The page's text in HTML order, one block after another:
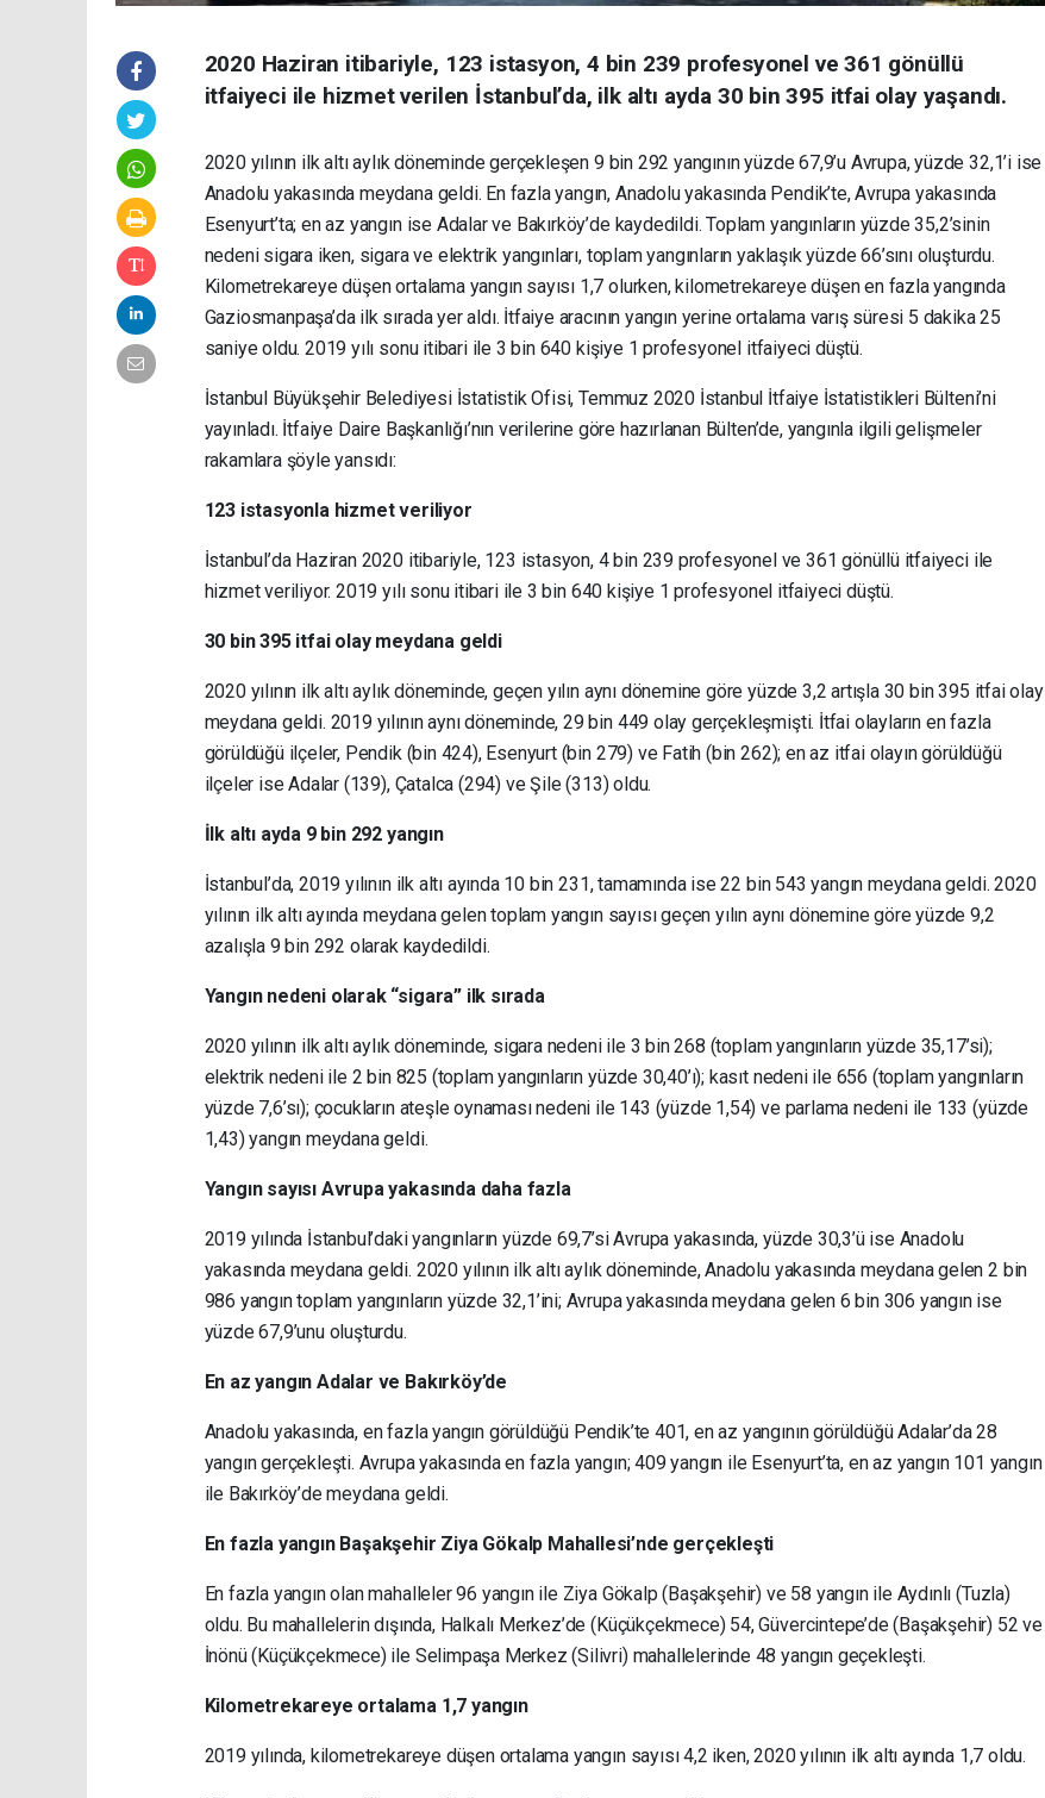
2020 Haziran itibariyle, 123 istasyon, 4 bin 239 profesyonel ve 361 gönüllü
itfaiyeci ile hizmet verilen İstanbul’da, ilk altı ayda 30 bin 395 itfai olay yaşandı.
2020 yılının ilk altı aylık döneminde gerçekleşen 9 bin 292 yangının yüzde 67,9’u Avrupa, yüzde 32,1’i ise
Anadolu yakasında meydana geldi. En fazla yangın, Anadolu yakasında Pendik’te, Avrupa yakasında
Esenyurt’ta; en az yangın ise Adalar ve Bakırköy’de kaydedildi. Toplam yangınların yüzde 35,2’sinin
nedeni sigara iken, sigara ve elektrik yangınları, toplam yangınların yaklaşık yüzde 66’sını oluşturdu.
Kilometrekareye düşen ortalama yangın sayısı 1,7 olurken, kilometrekareye düşen en fazla yangında
Gaziosmanpaşa’da ilk sırada yer aldı. İtfaiye aracının yangın yerine ortalama varış süresi 5 dakika 25
saniye oldu. 2019 yılı sonu itibari ile 3 bin 640 kişiye 1 profesyonel itfaiyeci düştü.
İstanbul Büyükşehir Belediyesi İstatistik Ofisi, Temmuz 2020 İstanbul İtfaiye İstatistikleri Bülteni’ni
yayınladı. İtfaiye Daire Başkanlığı’nın verilerine göre hazırlanan Bülten’de, yangınla ilgili gelişmeler
rakamlara şöyle yansıdı:
123 istasyonla hizmet veriliyor
İstanbul’da Haziran 2020 itibariyle, 123 istasyon, 4 bin 239 profesyonel ve 361 gönüllü itfaiyeci ile
hizmet veriliyor. 2019 yılı sonu itibari ile 3 bin 640 kişiye 1 profesyonel itfaiyeci düştü.
30 bin 395 itfai olay meydana geldi
2020 yılının ilk altı aylık döneminde, geçen yılın aynı dönemine göre yüzde 3,2 artışla 30 bin 395 itfai olay
meydana geldi. 2019 yılının aynı döneminde, 29 bin 449 olay gerçekleşmişti. İtfai olayların en fazla
görüldüğü ilçeler, Pendik (bin 424), Esenyurt (bin 279) ve Fatih (bin 262); en az itfai olayın görüldüğü
ilçeler ise Adalar (139), Çatalca (294) ve Şile (313) oldu.
İlk altı ayda 9 bin 292 yangın
İstanbul’da, 2019 yılının ilk altı ayında 10 bin 231, tamamında ise 22 bin 543 yangın meydana geldi. 2020
yılının ilk altı ayında meydana gelen toplam yangın sayısı geçen yılın aynı dönemine göre yüzde 9,2
azalışla 9 bin 292 olarak kaydedildi.
Yangın nedeni olarak “sigara” ilk sırada
2020 yılının ilk altı aylık döneminde, sigara nedeni ile 3 bin 268 (toplam yangınların yüzde 35,17’si);
elektrik nedeni ile 2 bin 825 (toplam yangınların yüzde 30,40’ı); kasıt nedeni ile 656 (toplam yangınların
yüzde 7,6’sı); çocukların ateşle oynaması nedeni ile 143 (yüzde 1,54) ve parlama nedeni ile 133 (yüzde
1,43) yangın meydana geldi.
Yangın sayısı Avrupa yakasında daha fazla
2019 yılında İstanbul’daki yangınların yüzde 69,7’si Avrupa yakasında, yüzde 30,3’ü ise Anadolu
yakasında meydana geldi. 2020 yılının ilk altı aylık döneminde, Anadolu yakasında meydana gelen 2 bin
986 yangın toplam yangınların yüzde 32,1’ini; Avrupa yakasında meydana gelen 6 bin 306 yangın ise
yüzde 67,9’unu oluşturdu.
En az yangın Adalar ve Bakırköy’de
Anadolu yakasında, en fazla yangın görüldüğü Pendik’te 401, en az yangının görüldüğü Adalar’da 28
yangın gerçekleşti. Avrupa yakasında en fazla yangın; 409 yangın ile Esenyurt’ta, en az yangın 101 yangın
ile Bakırköy’de meydana geldi.
En fazla yangın Başakşehir Ziya Gökalp Mahallesi’nde gerçekleşti
En fazla yangın olan mahalleler 96 yangın ile Ziya Gökalp (Başakşehir) ve 58 yangın ile Aydınlı (Tuzla)
oldu. Bu mahallelerin dışında, Halkalı Merkez’de (Küçükçekmece) 54, Güvercintepe’de (Başakşehir) 52 ve
İnönü (Küçükçekmece) ile Selimpaşa Merkez (Silivri) mahallelerinde 48 yangın geçekleşti.
Kilometrekareye ortalama 1,7 yangın
2019 yılında, kilometrekareye düşen ortalama yangın sayısı 4,2 iken, 2020 yılının ilk altı ayında 1,7 oldu.